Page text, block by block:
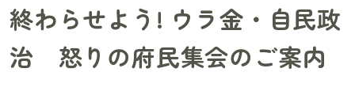
終わらせよう! ウラ金・自民政
治 怒りの府民集会のご案内